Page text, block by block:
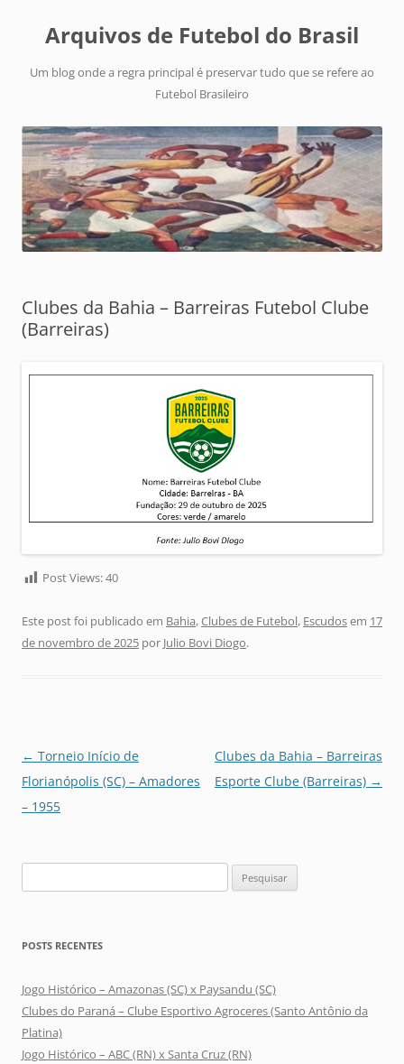
Arquivos de Futebol do Brasil
Um blog onde a regra principal é preservar tudo que se refere ao
Futebol Brasileiro
Clubes da Bahia – Barreiras Futebol Clube
(Barreiras)
Post Views:40
Este post foi publicado em Bahia,Clubes de Futebol, Escudosem 17
de novembro de 2025 por Julio Bovi Diogo.
Navegação
de
posts
← Torneio Início de
Florianópolis (SC) – Amadores
– 1955
Clubes da Bahia – Barreiras
Esporte Clube (Barreiras) →
por:
POSTS RECENTES
Jogo Histórico – Amazonas (SC) x Paysandu (SC)
Clubes do Paraná – Clube Esportivo Agroceres (Santo Antônio da
Platina)
Jogo Histórico – ABC (RN) x Santa Cruz (RN)